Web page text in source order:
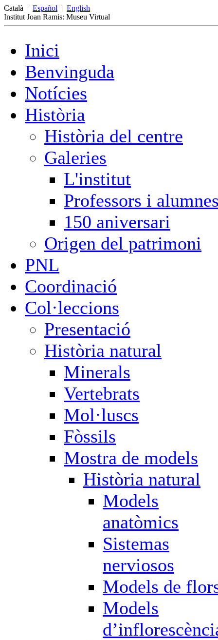
Català | Español | English
Institut Joan Ramis: Museu Virtual
Inici
Benvinguda
Notícies
Història
Història del centre
Galeries
L'institut
Professors i
150 aniversari
Origen del patrimoni
PNL
Coordinació
Col·leccions
Presentació
Història natural
Minerals
Vertebrats
Mol·luscs
Fòssils
Mostra de models
Història natural
Models
anatòmics
Sistemas
nerviosos
Models de
Models